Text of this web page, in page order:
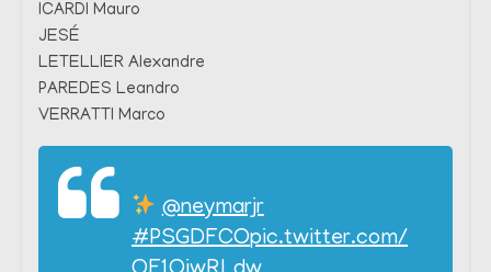
ICARDI Mauro
JESÉ
LETELLIER Alexandre
PAREDES Leandro
VERRATTI Marco
@neymarjr
#PSGDFCOpic.twitter.com/